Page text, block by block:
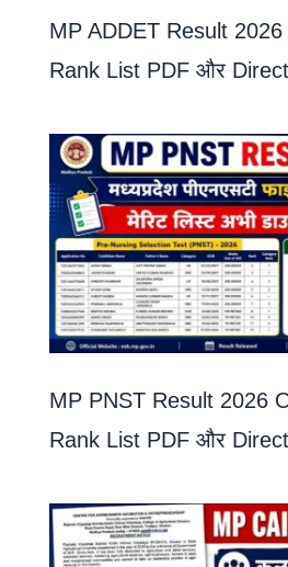
MP ADDET Result 2026
Rank List PDF और
MP PNST Result 2026
Rank List PDF और